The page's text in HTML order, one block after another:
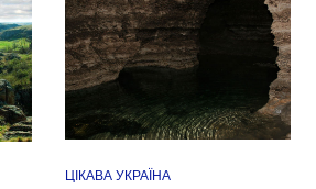
ЦІКАВА УКРАЇНА